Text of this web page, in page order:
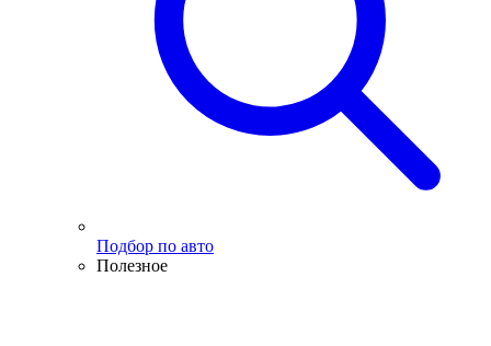
Подбор по авто
Полезное